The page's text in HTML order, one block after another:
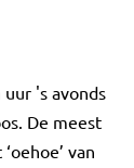
's avonds
De meest
van